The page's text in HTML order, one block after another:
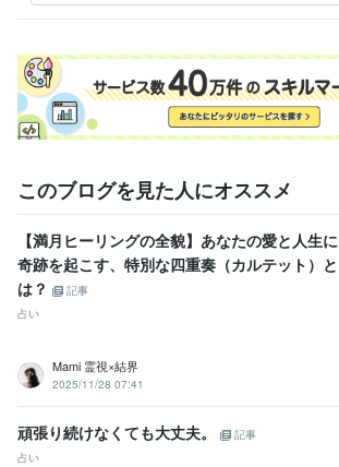
このブログを見た人にオススメ
【満月ヒーリングの全貌】あなたの愛と人生に
奇跡を起こす、特別な四重奏（カルテット）と
は？
記事
占い
Mami 霊視×結界
2025/11/28 07:41
頑張り続けなくても大丈夫。
記事
占い